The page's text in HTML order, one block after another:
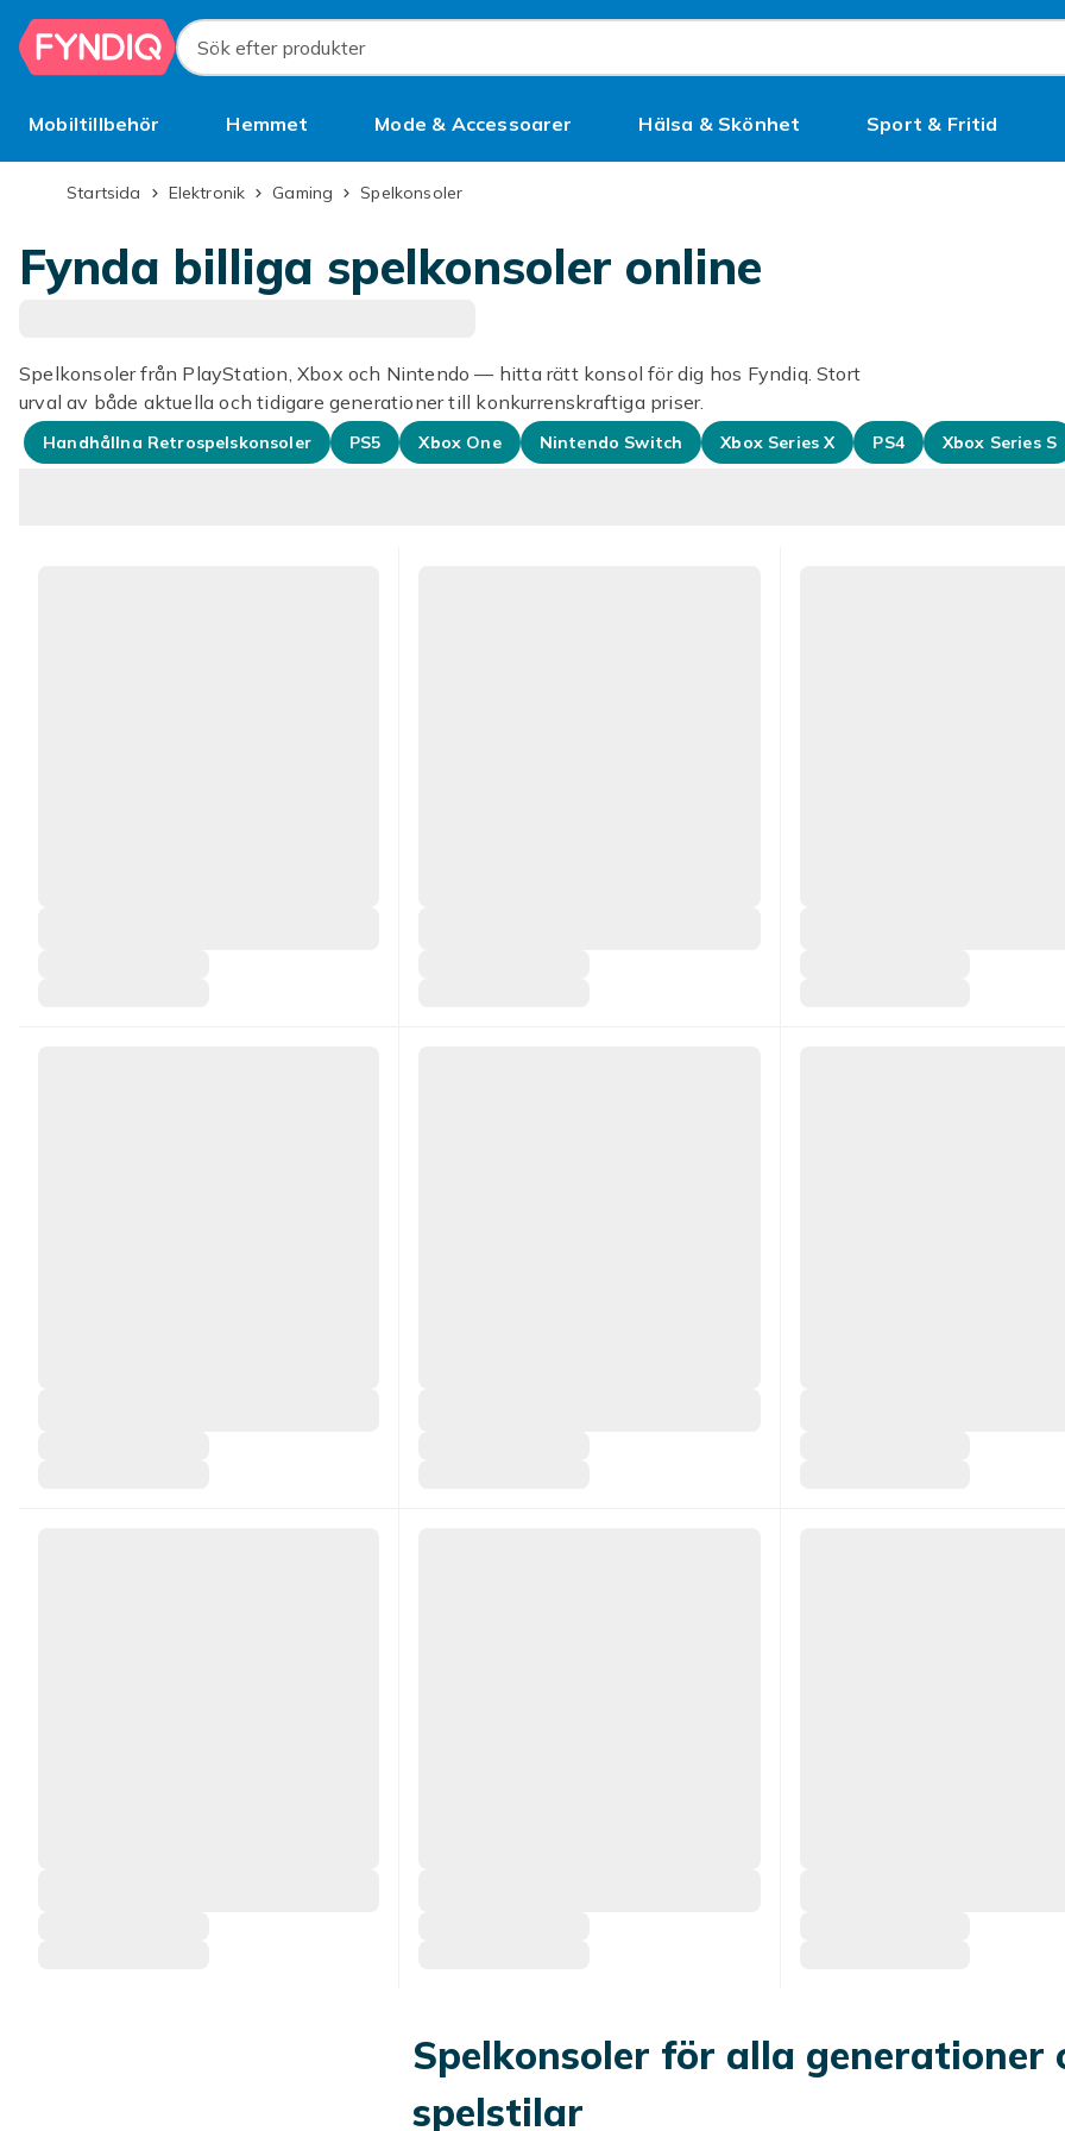
Hoppa till huvudinnehållet
Sök efter produkter
Mobiltillbehör Hemmet Mode & Accessoarer Hälsa & Skönhet Sport & Fritid
Bättre än begagnat
Startsida Elektronik Gaming Spelkonsoler
Fynda billiga spelkonsoler online
Spelkonsoler från PlayStation, Xbox och Nintendo — hitta rätt konsol för dig hos Fyndiq. Stort
urval av både aktuella och tidigare generationer till konkurrenskraftiga priser.
Handhållna Retrospelskonsoler PS5 Xbox One Nintendo Switch Xbox Series X PS4 Xbox Series S
Spelkonsoler för alla generationer
spelstilar